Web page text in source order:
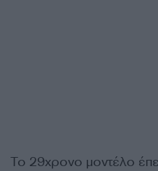
Το 29χρονο μοντέλο